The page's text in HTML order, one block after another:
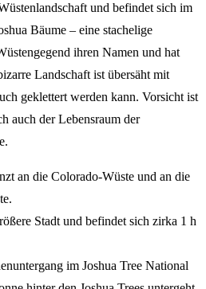
und befindet sich im
Bäume – eine stachelige
ihren Namen und hat
Landschaft ist übersäht mit
geklettert werden kann. Vorsicht ist
auch der Lebensraum der
an die Colorado-Wüste und an die
Stadt und befindet sich zirka 1 h
im Joshua Tree National